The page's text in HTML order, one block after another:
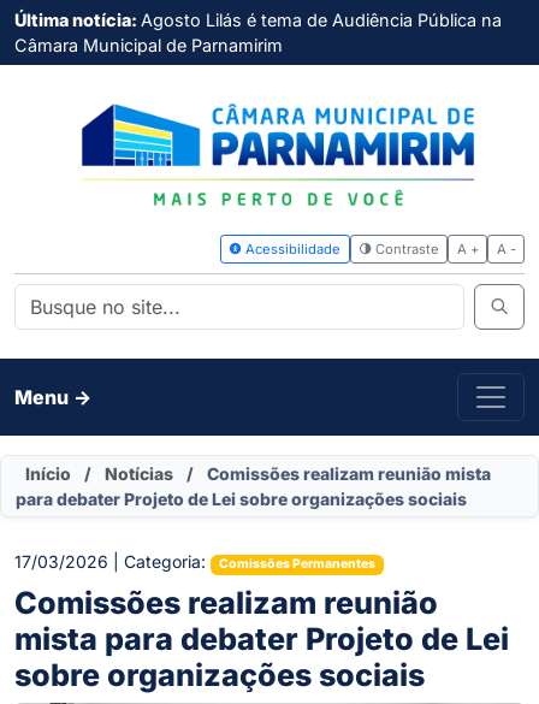
Última notícia: Agosto Lilás é tema de Audiência Pública na
Câmara Municipal de Parnamirim
Menu ->
Início / Notícias /
Comissões realizam reunião mista
para debater Projeto de Lei sobre organizações sociais
17/03/2026 | Categoria: Comissões Permanentes
Comissões realizam reunião
mista para debater Projeto de Lei
sobre organizações sociais